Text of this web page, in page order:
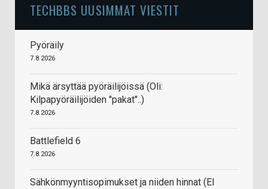
TECHBBS UUSIMMAT VIESTIT
Pyöräily
7.8.2026
Mikä ärsyttää pyöräilijöissä (Oli:
Kilpapyöräilijöiden "pakat"..)
7.8.2026
Battlefield 6
7.8.2026
Sähkönmyyntisopimukset ja niiden hinnat (EI